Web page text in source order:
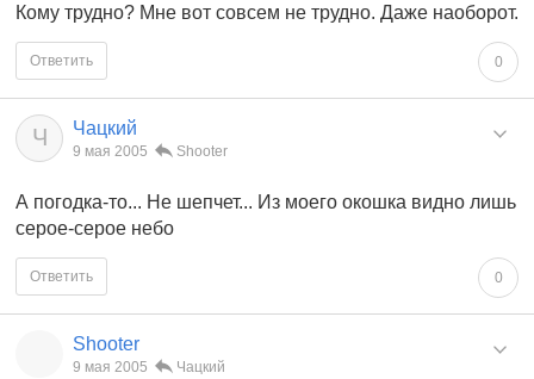
Кому трудно? Мне вот совсем не трудно. Даже наоборот.
0
Ответить
Ч Чацкий
9 мая 2005 Shooter
А погодка-то... Не шепчет... Из моего окошка видно лишь
серое-серое небо
0
Ответить
Shooter
9 мая 2005 Чацкий